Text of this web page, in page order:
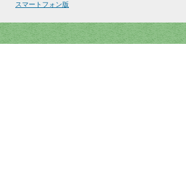
スマートフォン版